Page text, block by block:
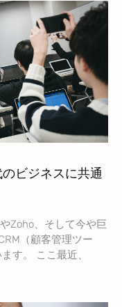
ビジネスに共通
Zoho、そして今や巨
（顧客管理ツー
す。 ここ最近、